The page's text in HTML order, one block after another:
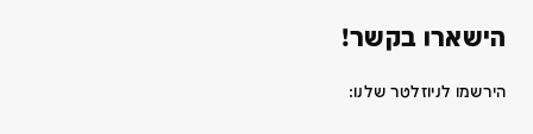
הישארו בקשר!
הירשמו לניוזלטר שלנו: